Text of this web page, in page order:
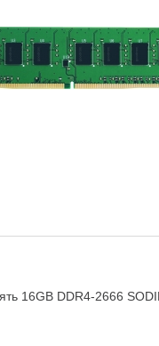
16GB DDR4-2666